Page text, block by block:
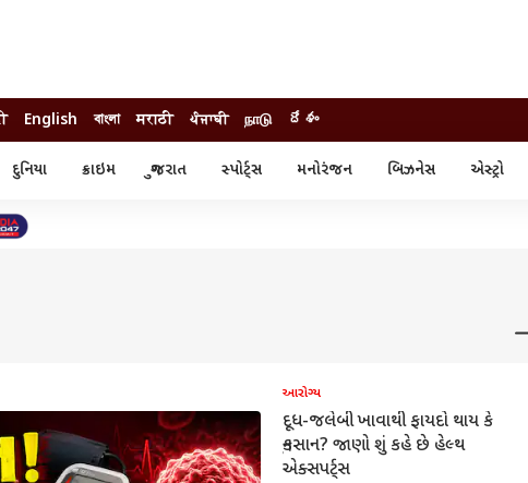
English বাংলা मराठी ਪੰਜਾਬੀ நாடு దేశం
દુનિયા ક્રાઇમ ગુજરાત સ્પોર્ટ્સ મનોરંજન બિઝનેસ એસ્ટ્રો
આરોગ્ય
દૂધ-જલેબી ખાવાથી ફાયદો થાય કે
નુકસાન? જાણો શું કહે છે હેલ્થ
એક્સપર્ટ્સ